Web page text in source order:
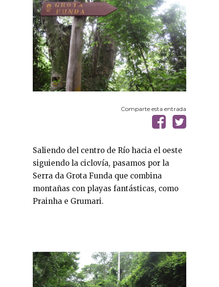
Comparte esta entrada
Saliendo del centro de Río hacia el oeste
siguiendo la ciclovía, pasamos por la
Serra da Grota Funda que combina
montañas con playas fantásticas, como
Prainha e Grumari.